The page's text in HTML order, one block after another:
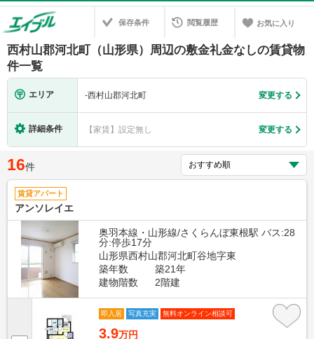
保存条件 閲覧履歴 お気に入り
西村山郡河北町（山形県）周辺の敷金礼金なしの賃貸物
件一覧
エリア -西村山郡河北町 変更する
詳細条件 【家賃】設定無し 変更する
16件
賃貸アパート
アンソレイエ
奥羽本線・山形線/さくらんぼ東根駅 バス:28
分:停歩17分
山形県西村山郡河北町谷地字東
築年数
築21年
建物階数
2階建
即入居 写真充実 無料オンライン相談可
3.9万円